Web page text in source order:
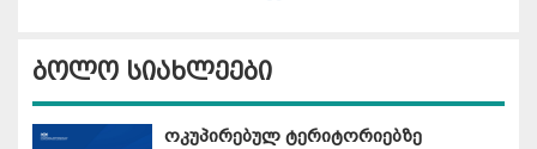
ბოლო სიახლეები
ოკუპირებულ ტერიტორიებზე